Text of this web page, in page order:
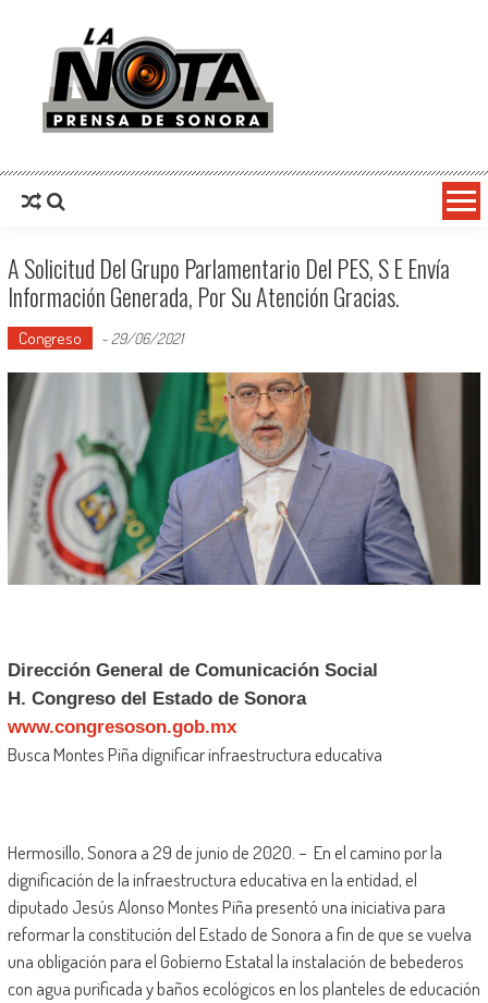
La Nota Prensa De Sonora
A Solicitud Del Grupo Parlamentario Del PES, S E Envía
Información Generada, Por Su Atención Gracias.
Congreso - 29/06/2021
Dirección General de Comunicación Social
H. Congreso del Estado de Sonora
www.congresoson.gob.mx
Busca Montes Piña dignificar infraestructura educativa
Hermosillo, Sonora a 29 de junio de 2020. – En el camino por la
dignificación de la infraestructura educativa en la entidad, el
diputado Jesús Alonso Montes Piña presentó una iniciativa para
reformar la constitución del Estado de Sonora a fin de que se vuelva
una obligación para el Gobierno Estatal la instalación de bebederos
con agua purificada y baños ecológicos en los planteles de educación